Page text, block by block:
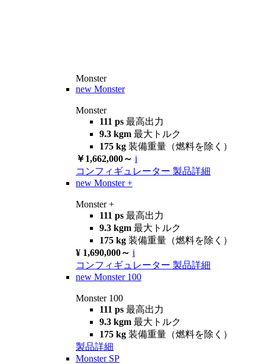
Monster
new Monster
Monster
111 ps 最高出力
9.3 kgm 最大トルク
175 kg 装備重量（燃料を除く）
￥1,662,000～ i
コンフィギュレーター 製品詳細
new Monster +
Monster +
111 ps 最高出力
9.3 kgm 最大トルク
175 kg 装備重量（燃料を除く）
¥ 1,690,000～ i
コンフィギュレーター 製品詳細
new Monster 100
Monster 100
111 ps 最高出力
9.3 kgm 最大トルク
175 kg 装備重量（燃料を除く）
製品詳細
Monster SP